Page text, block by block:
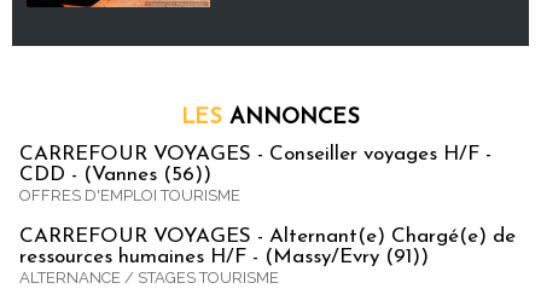
LES ANNONCES
CARREFOUR VOYAGES - Conseiller voyages H/F -
CDD - (Vannes (56))
OFFRES D'EMPLOI TOURISME
CARREFOUR VOYAGES - Alternant(e) Chargé(e) de
ressources humaines H/F - (Massy/Evry (91))
ALTERNANCE / STAGES TOURISME